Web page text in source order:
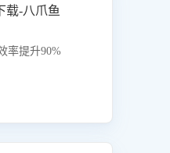
载-八爪鱼
率提升90%